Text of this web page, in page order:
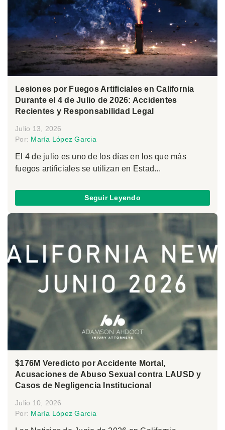
Lesiones por Fuegos Artificiales en California
Durante el 4 de Julio de 2026: Accidentes
Recientes y Responsabilidad Legal
Julio 13, 2026
Por: María López Garcia
El 4 de julio es uno de los días en los que más
fuegos artificiales se utilizan en Estad...
Seguir Leyendo
$176M Veredicto por Accidente Mortal,
Acusaciones de Abuso Sexual contra LAUSD y
Casos de Negligencia Institucional
Julio 10, 2026
Por: María López Garcia